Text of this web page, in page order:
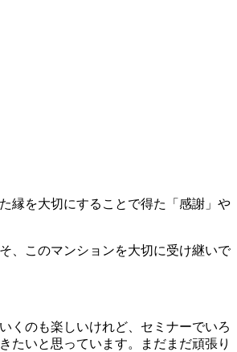
縁を大切にすることで得た「感謝」や
、このマンションを大切に受け継いで
くのも楽しいけれど、セミナーでいろ
たいと思っています。まだまだ頑張り